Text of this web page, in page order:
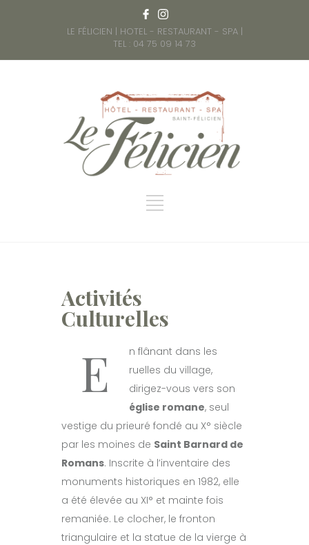
LE FÉLICIEN | HOTEL - RESTAURANT - SPA |
TEL : 04 75 09 14 73
Activités
Culturelles
E
n flânant dans les
ruelles du village,
dirigez-vous vers son
église romane, seul
vestige du prieuré fondé au X° siècle
par les moines de Saint Barnard de
Romans. Inscrite à l’inventaire des
monuments historiques en 1982, elle
a été élevée au XI° et mainte fois
remaniée. Le clocher, le fronton
triangulaire et la statue de la vierge à